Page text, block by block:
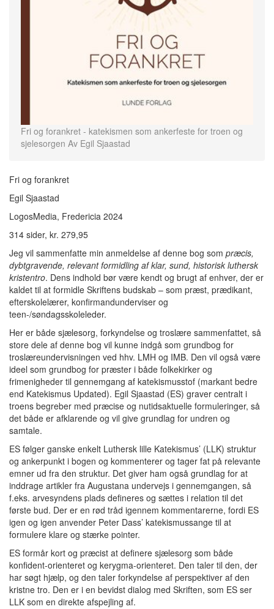
Fri og forankret - katekismen som ankerfeste for troen og
sjelesorgen Av Egil Sjaastad
Fri og forankret
Egil Sjaastad
LogosMedia, Fredericia 2024
314 sider, kr. 279,95
Jeg vil sammenfatte min anmeldelse af denne bog som præcis,
dybtgravende, relevant formidling af klar, sund, historisk luthersk
kristentro. Dens indhold bør være kendt og brugt af enhver, der er
kaldet til at formidle Skriftens budskab – som præst, prædikant,
efterskolelærer, konfirmandunderviser og
teen-/søndagsskoleleder.
Her er både sjælesorg, forkyndelse og troslære sammenfattet, så
store dele af denne bog vil kunne indgå som grundbog for
troslæreundervisningen ved hhv. LMH og IMB. Den vil også være
ideel som grundbog for præster i både folkekirker og
frimenigheder til gennemgang af katekismusstof (markant bedre
end Katekismus Updated). Egil Sjaastad (ES) graver centralt i
troens begreber med præcise og nutidsaktuelle formuleringer, så
det både er afklarende og vil give grundlag for undren og
samtale.
ES følger ganske enkelt Luthersk lille Katekismus’ (LLK) struktur
og ankerpunkt i bogen og kommenterer og tager fat på relevante
emner ud fra den struktur. Det giver ham også grundlag for at
inddrage artikler fra Augustana undervejs i gennemgangen, så
f.eks. arvesyndens plads defineres og sættes i relation til det
første bud. Der er en rød tråd igennem kommentarerne, fordi ES
igen og igen anvender Peter Dass’ katekismussange til at
formulere klare og stærke pointer.
ES formår kort og præcist at definere sjælesorg som både
konfident-orienteret og kerygma-orienteret. Den taler til den, der
har søgt hjælp, og den taler forkyndelse af perspektiver af den
kristne tro. Den er i en bevidst dialog med Skriften, som ES ser
LLK som en direkte afspejling af.